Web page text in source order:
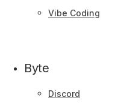
Vibe Coding
Byte
Discord